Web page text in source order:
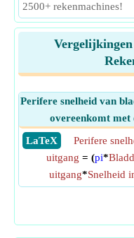
2500+ rekenmachines!
Perifere snelheid van
overeenkomt met
​ LaTeX
Perifere
uitgang = (pi*
uitgang*Snelheid